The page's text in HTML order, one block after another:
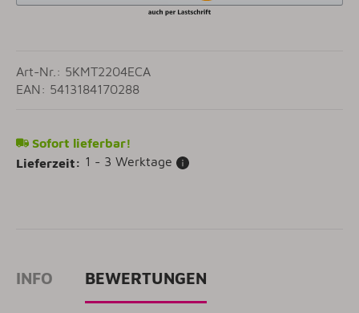
Art-Nr.: 5KMT2204ECA
EAN: 5413184170288
Sofort lieferbar!
Lieferzeit: 1 - 3 Werktage
INFO BEWERTUNGEN